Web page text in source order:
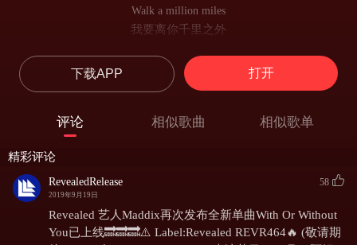
Walk a million miles
我要离你千里之外
有你没你都无所谓
With or without you
有你没你都无所谓
我要摧毁这座城市
I am just having fun with the rules as I go
我只是在遵循自己的原则享受乐趣
下载APP 打开
评论 相似歌曲 相似歌单
精彩评论
RevealedRelease
2019年9月19日
58
Revealed 艺人Maddix再次发布全新单曲With Or Without
You已上线🔜🔜🔜⚠️ Label:Revealed REVR464🔥 (敬请期